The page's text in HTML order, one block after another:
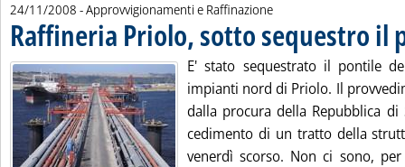
24/11/2008 - Approvvigionamenti e Raffinazione
Raffineria Priolo, sotto sequestro il
E' stato sequestrato il pontile
impianti nord di Priolo. Il
dalla procura della Repubblica di
cedimento di un tratto della
venerdì scorso. Non ci sono,